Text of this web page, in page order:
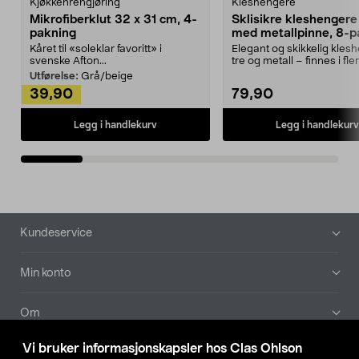
Vi bruker informasjonskapsler hos Clas Ohlson
Kjøkkenrengjøring
Mikrofiberklut 32 x 31 cm, 4-
pakning
Kåret til «soleklar favoritt» i
svenske Afton...
Utførelse: Grå/beige
39,90
Legg i handlekurv
Kleshengere
Sklisikre
med metallpinne, 8-
Elegant og skikkelig
tre og metall – finnes i
79,90
Legg i handlekurv
Bunntekst
Kundeservice
Min konto
Om
Aktuelt